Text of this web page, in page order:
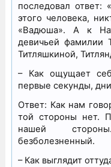
последовал ответ:
этого человека,
«Вадюша». А к
девичьей фамилии
Титляшкиной,
– Как ощущает
первые секунды,
Ответ: Как нам
той стороны нет.
нашей
безболезненный.
– Как выглядит